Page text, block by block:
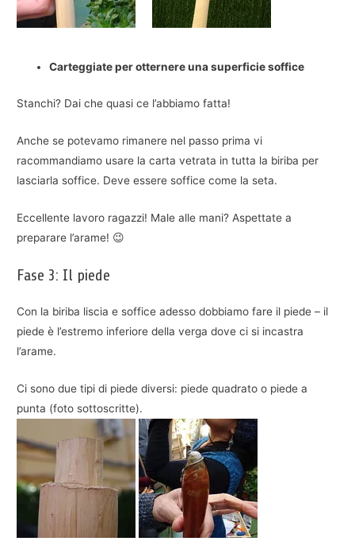
Carteggiate per otternere una superficie soffice
Stanchi? Dai che quasi ce l’abbiamo fatta!
Anche se potevamo rimanere nel passo prima vi
racommandiamo usare la carta vetrata in tutta la biriba per
lasciarla soffice. Deve essere soffice come la seta.
Eccellente lavoro ragazzi! Male alle mani? Aspettate a
preparare l’arame! 😉
Fase 3: Il piede
Con la biriba liscia e soffice adesso dobbiamo fare il piede – il
piede è l’estremo inferiore della verga dove ci si incastra
l’arame.
Ci sono due tipi di piede diversi: piede quadrato o piede a
punta (foto sottoscritte).